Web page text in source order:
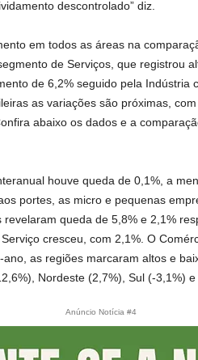
descontrolado” diz.
em todos as áreas na
de Serviços, que registrou
de 6,2% seguido pela Indústria
as variações são próximas,
abaixo os dados e a
houve queda de 0,1%, a
portes, as micro e pequenas
queda de 5,8% e 2,1%
cresceu, com 2,1%. O
as regiões marcaram altos e
Nordeste (2,7%), Sul (-3,1%) e
Anúncio Notícia #4